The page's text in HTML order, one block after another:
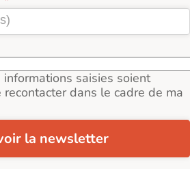
saisies soient
dans le cadre de ma
la newsletter